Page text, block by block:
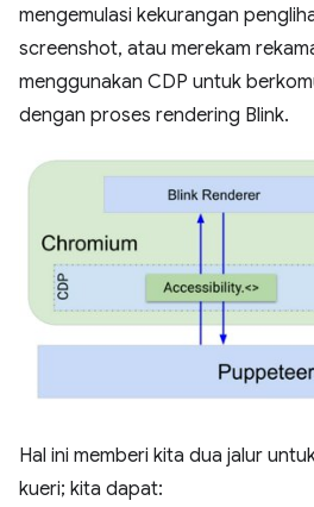
mengemulasi kekurangan
screenshot, atau merekam
menggunakan CDP untuk
dengan proses rendering Blink.
Hal ini memberi kita dua jalur
kueri; kita dapat: